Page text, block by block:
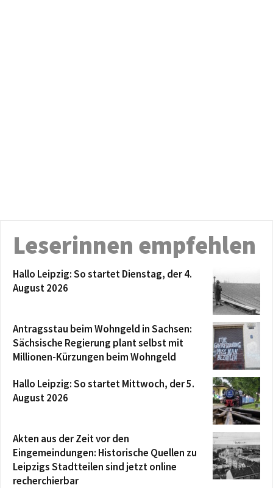
Leserinnen empfehlen
Hallo Leipzig: So startet Dienstag, der 4.
August 2026
Antragsstau beim Wohngeld in Sachsen:
Sächsische Regierung plant selbst mit
Millionen-Kürzungen beim Wohngeld
Hallo Leipzig: So startet Mittwoch, der 5.
August 2026
Akten aus der Zeit vor den
Eingemeindungen: Historische Quellen zu
Leipzigs Stadtteilen sind jetzt online
recherchierbar